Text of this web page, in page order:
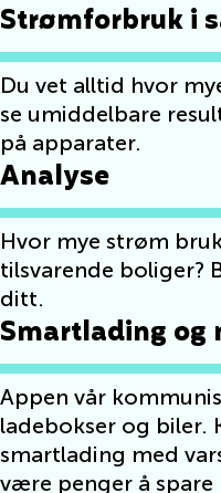
Strømforbruk i
Du vet alltid hvor
se umiddelbare
på apparater.
Analyse
Hvor mye strøm
tilsvarende boliger?
ditt.
Smartlading og
Appen vår
ladebokser og biler.
smartlading med
være penger å spare